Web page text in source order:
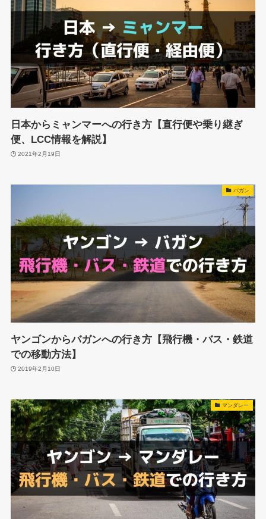
日本からミャンマーへの行き方【直行便や乗り継ぎ
便、LCC情報を解説】
2021年2月19日
バガン
ヤンゴンからバガンへの行き方【飛行機・バス・鉄道
での移動方法】
2019年2月10日
マンダレー